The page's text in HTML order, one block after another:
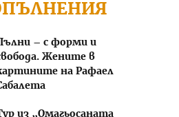
Пълни – с форми и
Жените в
на Рафаел
из „Омагьосаната